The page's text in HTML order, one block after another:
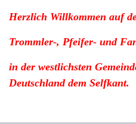
Herzlich Willkommen auf
Trommler-, Pfeifer- und
in der westlichsten
Deutschland dem Selfkant.